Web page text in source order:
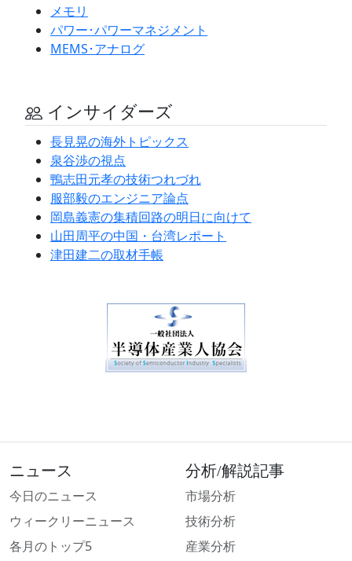
メモリ
パワー･パワーマネジメント
MEMS･アナログ
インサイダーズ
長見晃の海外トピックス
泉谷渉の視点
鴨志田元孝の技術つれづれ
服部毅のエンジニア論点
岡島義憲の集積回路の明日に向けて
山田周平の中国・台湾レポート
津田建二の取材手帳
ニュース
今日のニュース
ウィークリーニュース
各月のトップ5
分析/解説記事
市場分析
技術分析
産業分析